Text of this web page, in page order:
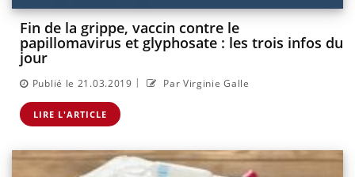
Fin de la grippe, vaccin contre le
papillomavirus et glyphosate : les trois infos du
jour
Publié le 21.03.2019 | Par Virginie Galle
LIRE L'ARTICLE